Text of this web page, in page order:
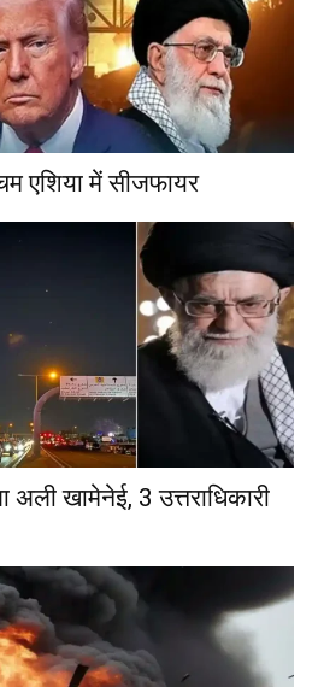
एशिया में सीजफायर
खामेनेई, 3 उत्तराधिकारी